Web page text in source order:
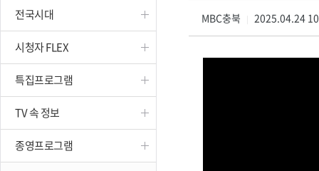
전국시대
시청자 FLEX
특집프로그램
TV 속 정보
종영프로그램
MBC충북 2025.04.24